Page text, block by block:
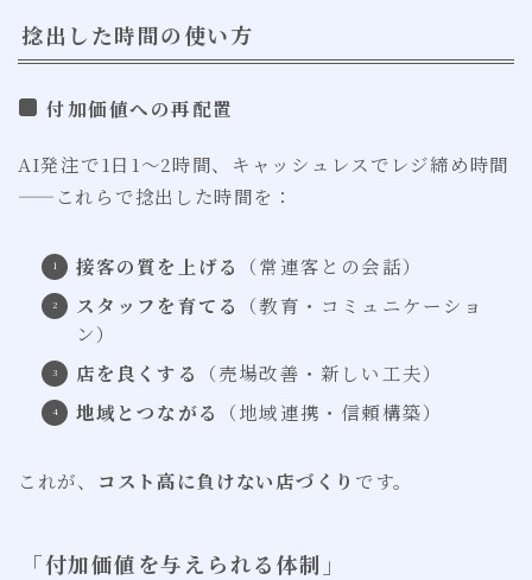
捻出した時間の使い方
付加価値への再配置
AI発注で1日1〜2時間、キャッシュレスでレジ締め時間
——これらで捻出した時間を：
接客の質を上げる
（常連客との会話）
スタッフを育てる
（教育・コミュニケーショ
ン）
店を良くする
（売場改善・新しい工夫）
地域とつながる
（地域連携・信頼構築）
これが、 コスト高に負けない店づくり です。
「付加価値を与えられる体制」